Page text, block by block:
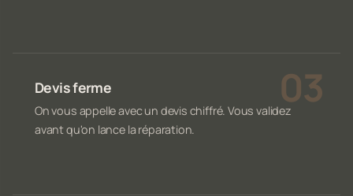
Devis ferme
On vous appelle avec un devis chiffré. Vous validez
avant qu'on lance la réparation.